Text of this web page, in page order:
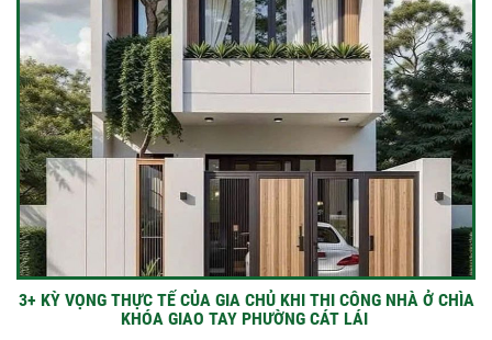
3+ KỲ VỌNG THỰC TẾ CỦA GIA CHỦ KHI THI CÔNG NHÀ Ở CHÌA
KHÓA GIAO TAY PHƯỜNG CÁT LÁI